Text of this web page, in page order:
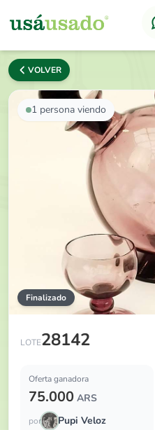
VOLVER
1 persona viendo
Finalizado
LOTE28142
Lote de 1 licorero con 2
Oferta ganadora
75.000 ARS
por Pupi Veloz